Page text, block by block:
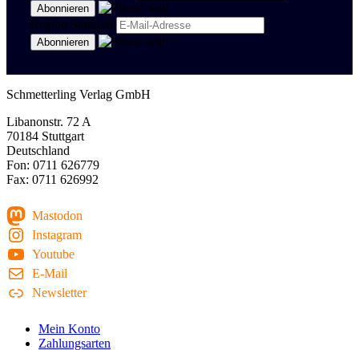
Region Stuttgart
Schmetterling Verlag GmbH
Libanonstr. 72 A
70184 Stuttgart
Deutschland
Fon: 0711 626779
Fax: 0711 626992
Mastodon
Instagram
Youtube
E-Mail
Newsletter
Mein Konto
Zahlungsarten